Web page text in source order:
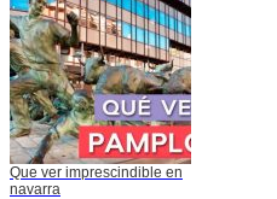
Que ver imprescindible en
navarra